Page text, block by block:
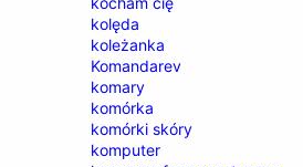
kolęda
koleżanka
Komandarev
komary
komórka
komórki skóry
komputer